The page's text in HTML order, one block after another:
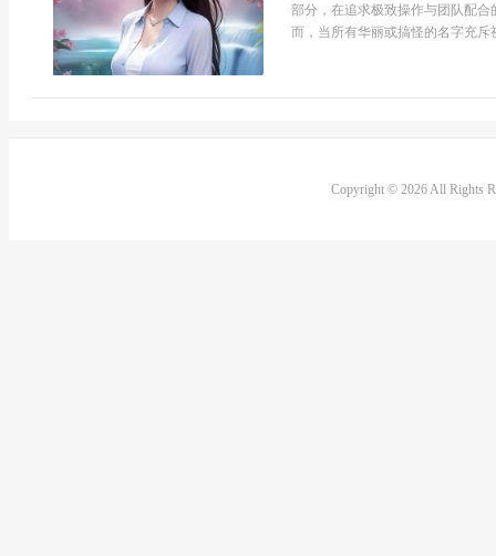
部分，在追求极致操作与团队配
而，当所有华丽或搞怪的名字充
Copyright © 2026 All Rights